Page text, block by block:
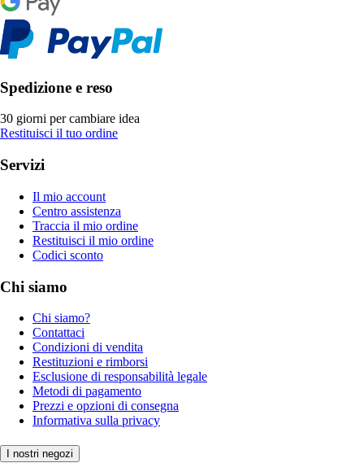
Spedizione e reso
30 giorni per cambiare idea
Restituisci il tuo ordine
Servizi
Il mio account
Centro assistenza
Traccia il mio ordine
Restituisci il mio ordine
Codici sconto
Chi siamo
Chi siamo?
Contattaci
Condizioni di vendita
Restituzioni e rimborsi
Esclusione di responsabilità legale
Metodi di pagamento
Prezzi e opzioni di consegna
Informativa sulla privacy
I nostri negozi